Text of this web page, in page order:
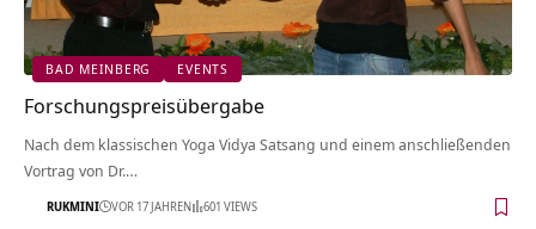
BAD MEINBERG EVENTS
Forschungspreisübergabe
Nach dem klassischen Yoga Vidya Satsang und einem anschließenden
Vortrag von Dr.…
RUKMINI VOR 17 JAHREN 601 VIEWS